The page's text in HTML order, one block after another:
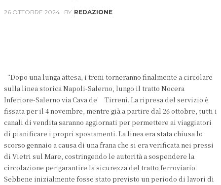
26 OTTOBRE 2024 BY REDAZIONE
“Dopo una lunga attesa, i treni torneranno finalmente a circolare
sulla linea storica Napoli-Salerno, lungo il tratto Nocera
Inferiore-Salerno via Cava de’ Tirreni. La ripresa del servizio è
fissata per il 4 novembre, mentre già a partire dal 26 ottobre, tutti i
canali di vendita saranno aggiornati per permettere ai viaggiatori
di pianificare i propri spostamenti. La linea era stata chiusa lo
scorso gennaio a causa di una frana che si era verificata nei pressi
di Vietri sul Mare, costringendo le autorità a sospendere la
circolazione per garantire la sicurezza del tratto ferroviario.
Sebbene inizialmente fosse stato previsto un periodo di lavori di